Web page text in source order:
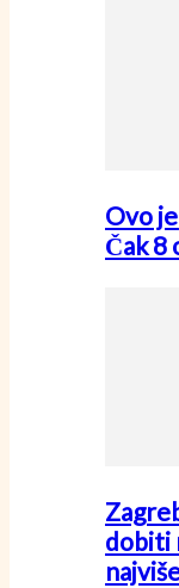
Ovo
Čak 8
dobiti